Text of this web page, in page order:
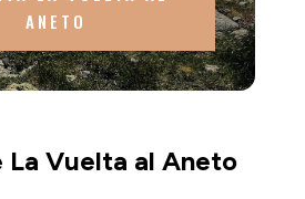
ANETO
La Vuelta al Aneto